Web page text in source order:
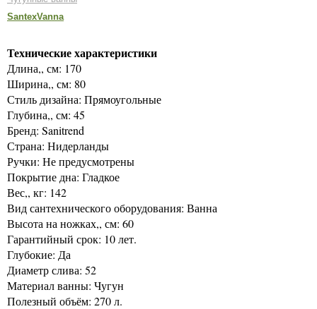
SantexVanna
Технические характеристики
Длина,, см: 170
Ширина,, см: 80
Стиль дизайна: Прямоугольные
Глубина,, см: 45
Бренд: Sanitrend
Страна: Нидерланды
Ручки: Не предусмотрены
Покрытие дна: Гладкое
Вес,, кг: 142
Вид сантехнического оборудования: Ванна
Высота на ножках,, см: 60
Гарантийный срок: 10 лет.
Глубокие: Да
Диаметр слива: 52
Материал ванны: Чугун
Полезный объём: 270 л.